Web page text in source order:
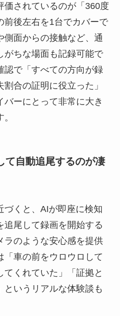
価されているのが「360度
前後左右を1台でカバーで
側面からの接触など、通
がちな場面も記録可能で
認で「すべての方向が録
合の証明に役立った」
バーにとって非常に大き
て自動追尾するのが凄
づくと、AIが即座に検知
追尾して録画を開始する
ラのような安心感を提供
「車の前をウロウロして
くれていた」「証拠と
というリアルな体験談も